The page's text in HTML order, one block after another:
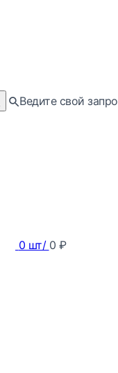
Ведите свой
0 шт/ 0 ₽